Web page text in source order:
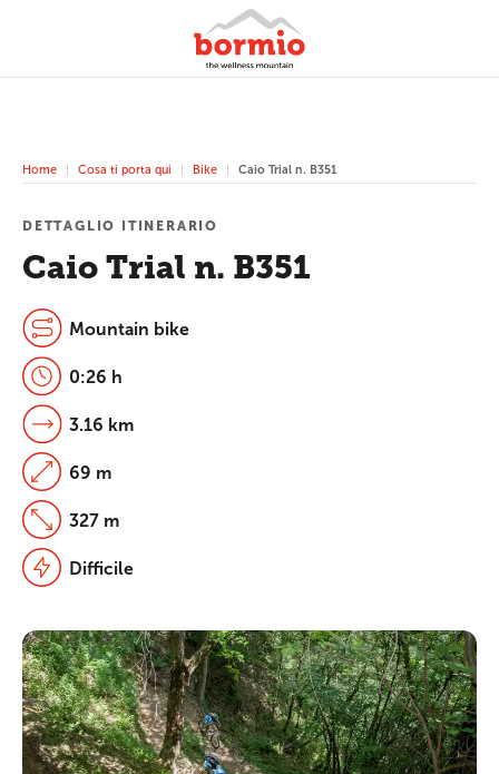
Home Cosa ti porta qui Bike Caio Trial n. B351
Caio Trial n. B351
DETTAGLIO ITINERARIO
Mountain bike
0:26 h
3.16 km
69 m
327 m
Difficile